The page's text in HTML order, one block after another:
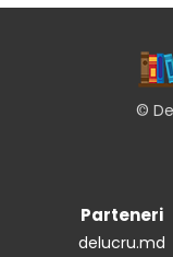
©
Parteneri
delucru.md